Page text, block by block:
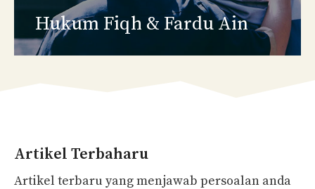
Hukum Fiqh & Fardu Ain
Artikel Terbaharu
Artikel terbaru yang menjawab persoalan anda